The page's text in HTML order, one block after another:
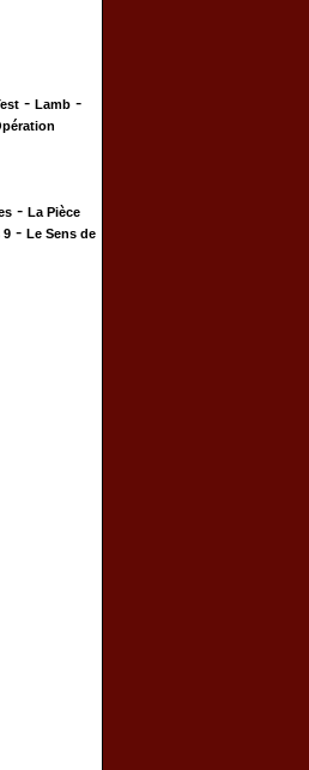
- Lamb -
- La Pièce
9 - Le Sens de